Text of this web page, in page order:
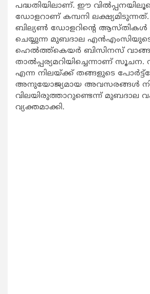
പദ്ധതിയിലാണ്. ഈ
ഡോളറാണ് കമ്പനി
ബില്യണ്‍ ഡോളറിന്റെ ആസ്തികള്‍
ചെയ്യുന്ന മുബദാല
ഹെല്‍ത്ത്‌കെയര്‍ ബിസിനസ്
താല്‍പ്പര്യമറിയിച്ചെന്നാണ് സൂചന.
എന്ന നിലയ്ക്ക് തങ്ങളുടെ
അനുയോജ്യമായ അവസരങ്ങള്‍
വിലയിരുത്താറുണ്ടെന്ന് മുബദാല
വ്യക്തമാക്കി.